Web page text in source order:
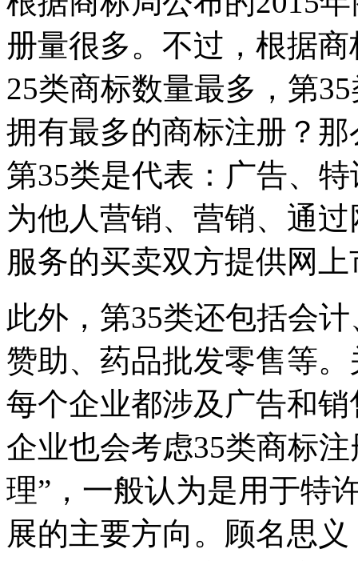
册量很多。不过，根据
25类商标数量最多，第
拥有最多的商标注册？
第35类是代表：广告、
为他人营销、营销、通
服务的买卖双方提供网
此外，第35类还包括会
赞助、药品批发零售等
每个企业都涉及广告和
企业也会考虑35类商标
理”，一般认为是用于特
展的主要方向。顾名思